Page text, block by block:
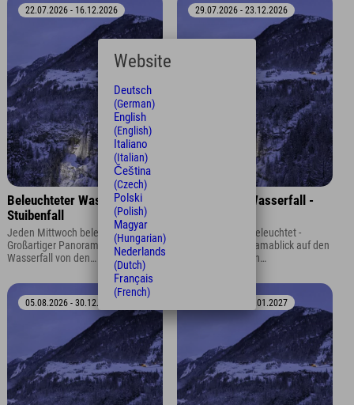
22.07.2026 - 16.12.2026
Beleuchteter Wasserfall -
Stuibenfall
Jeden Mittwoch beleuchtet -
Großartiger Panoramablick auf den
Wasserfall von den
Aussichtsplattformen oder dem
Panoramaparkplatz.
29.07.2026 - 23.12.2026
Beleuchteter Wasserfall -
Jeden Mittwoch beleuchtet -
Großartiger Panoramablick auf den
Wasserfall von den
Panoramaparkplatz.
05.08.2026 - 30.12.2026 12.08.2026 - 06.01.2027
Website
Deutsch
(German)
English
(English)
Italiano
(Italian)
Čeština
(Czech)
Polski
(Polish)
Magyar
(Hungarian)
Nederlands
(Dutch)
Français
(French)